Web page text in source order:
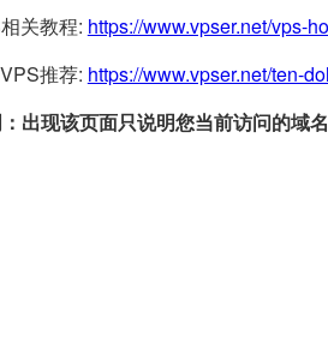
关教程: https://www.vpser.net/vps-
推荐: https://www.vpser.net/ten-
出现该页面只说明您当前访问的域